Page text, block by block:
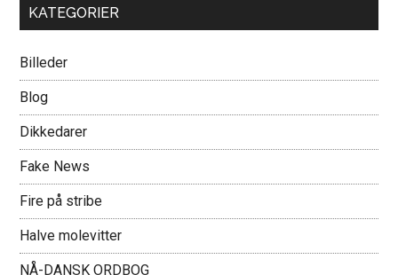
KATEGORIER
Billeder
Blog
Dikkedarer
Fake News
Fire på stribe
Halve molevitter
NÅ-DANSK ORDBOG